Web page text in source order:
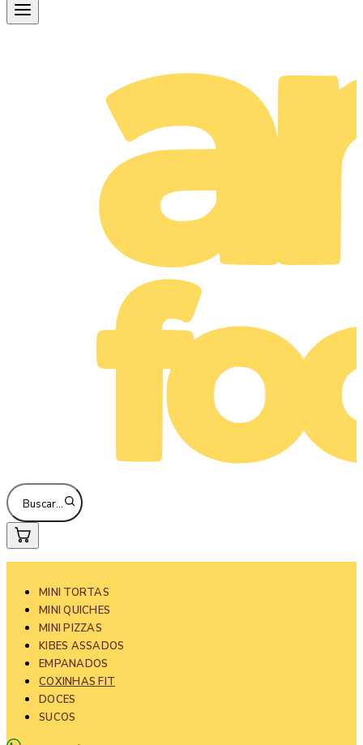
Buscar…
MINI TORTAS
MINI QUICHES
MINI PIZZAS
KIBES ASSADOS
EMPANADOS
COXINHAS FIT
DOCES
SUCOS